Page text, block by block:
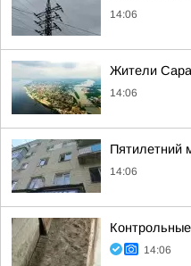
14:06
Жители
14:06
Пятилетний
14:06
14:06